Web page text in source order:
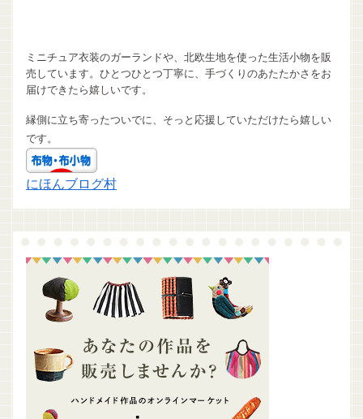
ミニチュア衣装のガーランドや、北欧生地を使った生活小物を販
売しています。ひとつひとつ丁寧に、手づくりのあたたかさをお
届けできたら嬉しいです。
縁側に立ち寄ったついでに、そっと応援していただけたら嬉しい
です。
にほんブログ村